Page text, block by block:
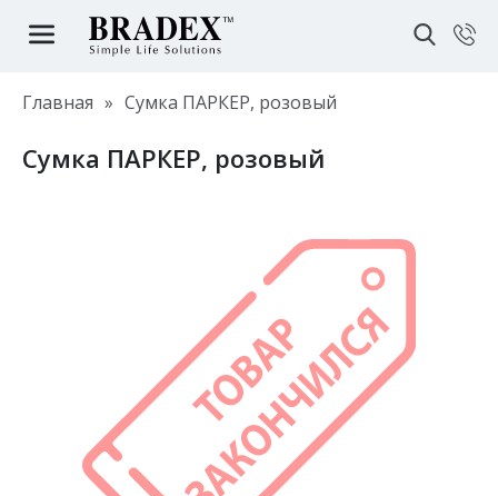
Главная » Сумка ПАРКЕР, розовый
Сумка ПАРКЕР, розовый